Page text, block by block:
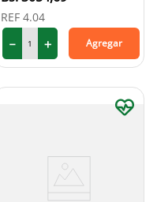
REF 4.04
＋
－ Agregar